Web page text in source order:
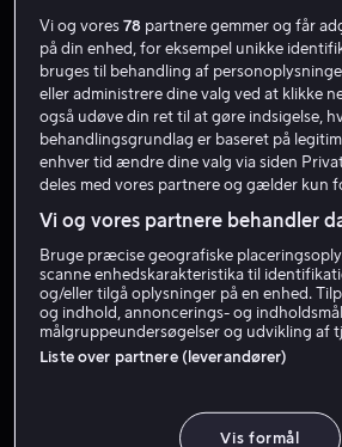
UFC
Få Viaplay
Vi og vores78 partnere gemmer og får
på din enhed, for eksempel unikke
bruges til behandling af
eller administrere dine valg ved at klikke
også udøve din ret til at gøre indsigelse,
behandlingsgrundlag er baseret på
enhver tid ændre dine valg via siden
deles med vores partnere og gælder kun
Vi og vores partnere behandler
Bruge præcise geografiske
scanne enhedskarakteristika til
og/eller tilgå oplysninger på en enhed.
og indhold, annoncerings- og
målgruppeundersøgelser og udvikling af
Liste over partnere (leverandører)
Vis formål